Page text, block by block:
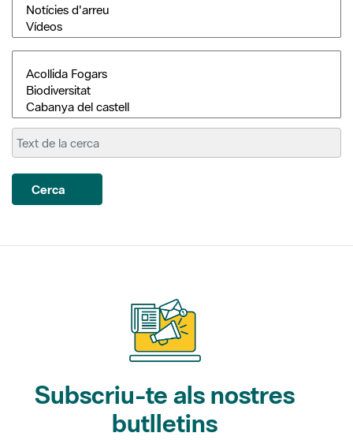
Cerca
Subscriu-te als nostres
butlletins
Gaudim als Parcs (activitats)